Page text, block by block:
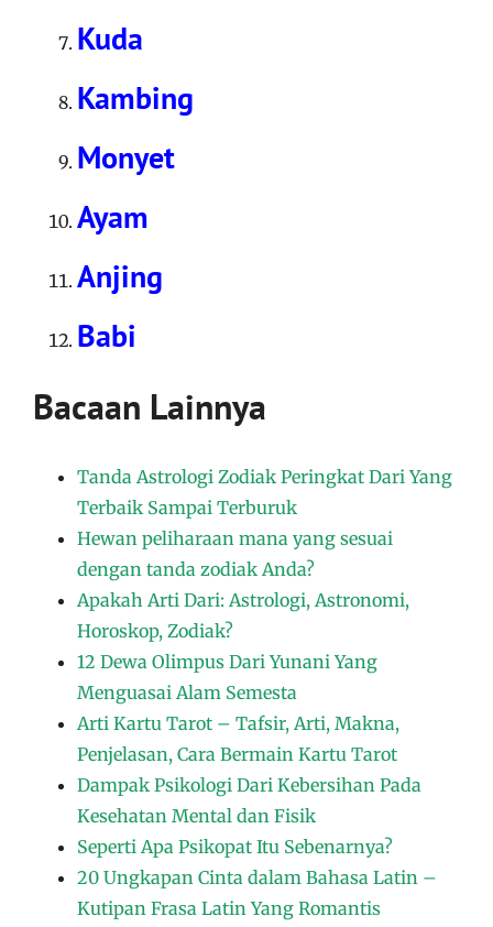
Kuda
Kambing
Monyet
Ayam
Anjing
Babi
Bacaan Lainnya
Tanda Astrologi Zodiak Peringkat Dari Yang
Terbaik Sampai Terburuk
Hewan peliharaan mana yang sesuai
dengan tanda zodiak Anda?
Apakah Arti Dari: Astrologi, Astronomi,
Horoskop, Zodiak?
12 Dewa Olimpus Dari Yunani Yang
Menguasai Alam Semesta
Arti Kartu Tarot – Tafsir, Arti, Makna,
Penjelasan, Cara Bermain Kartu Tarot
Dampak Psikologi Dari Kebersihan Pada
Kesehatan Mental dan Fisik
Seperti Apa Psikopat Itu Sebenarnya?
20 Ungkapan Cinta dalam Bahasa Latin –
Kutipan Frasa Latin Yang Romantis